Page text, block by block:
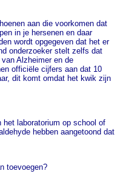
aan die voorkomen dat
in je hersenen en daar
wordt opgegeven dat het er
onderzoeker stelt zelfs dat
Alzheimer en de
officiële cijfers aan dat 10
dit komt omdat het kwik zijn
laboratorium op school of
hebben aangetoond dat
toevoegen?